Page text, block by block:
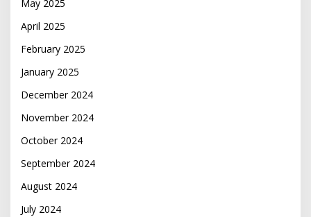
May 2025
April 2025
February 2025
January 2025
December 2024
November 2024
October 2024
September 2024
August 2024
July 2024